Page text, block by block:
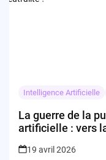
Intelligence Artificielle
La guerre de la
artificielle : vers
19 avril 2026